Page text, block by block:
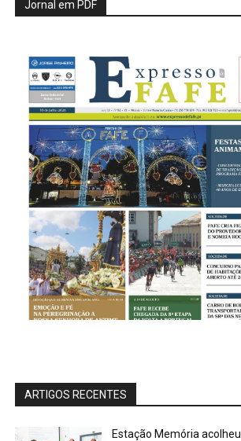
Jornal em PDF
ARTIGOS RECENTES
Estação Memória acolheu